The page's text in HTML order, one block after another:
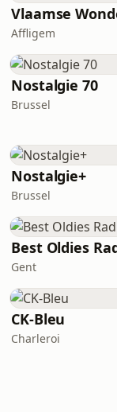
Vlaamse
Affligem
Nostalgie 70
Brussel
Nostalgie+
Brussel
Best Oldies
Gent
CK-Bleu
Charleroi